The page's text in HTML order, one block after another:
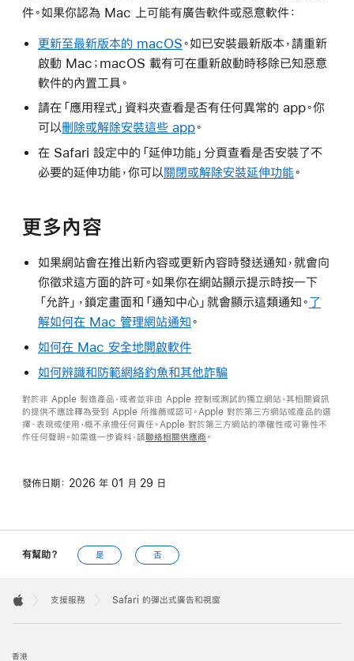
件。如果你認為 Mac 上可能有廣告軟件或惡意軟件：
更新至最新版本的 macOS。如已安裝最新版本，請重新
啟動 Mac；macOS 載有可在重新啟動時移除已知惡意
軟件的內置工具。
請在「應用程式」資料夾查看是否有任何異常的 app。你
可以刪除或解除安裝這些 app。
在 Safari 設定中的「延伸功能」分頁查看是否安裝了不
必要的延伸功能，你可以關閉或解除安裝延伸功能。
更多內容
如果網站會在推出新內容或更新內容時發送通知，就會向
你徵求這方面的許可。如果你在網站顯示提示時按一下
「允許」，鎖定畫面和「通知中心」就會顯示這類通知。了
解如何在 Mac 管理網站通知。
如何在 Mac 安全地開啟軟件
如何辨識和防範網絡釣魚和其他詐騙
對於非 Apple 製造產品，或者並非由 Apple 控制或測試的獨立網站，其相關資訊
的提供不應詮釋為受到 Apple 所推薦或認可。Apple 對於第三方網站或產品的選
擇、表現或使用，概不承擔任何責任。Apple 對於第三方網站的準確性或可靠性不
作任何聲明。如需進一步資料，請聯絡相關供應商 。
發佈日期： 2026 年 01 月 29 日
有幫助？ 是 否
Footer

支援服務 Safari 的彈出式廣告和視窗
香港